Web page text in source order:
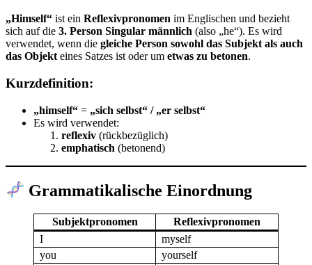
„Himself“ ist ein Reflexivpronomen im Englischen und bezieht
sich auf die 3. Person Singular männlich (also „he“). Es wird
verwendet, wenn die gleiche Person sowohl das Subjekt als auch
das Objekt eines Satzes ist oder um etwas zu betonen.
Kurzdefinition:
„himself“ = „sich selbst“ / „er selbst“
Es wird verwendet:
reflexiv (rückbezüglich)
emphatisch (betonend)
Grammatikalische Einordnung
Subjektpronomen
Reflexivpronomen
I
myself
you
yourself